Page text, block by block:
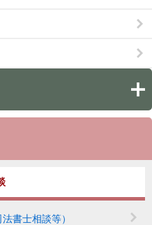
書士相談等）